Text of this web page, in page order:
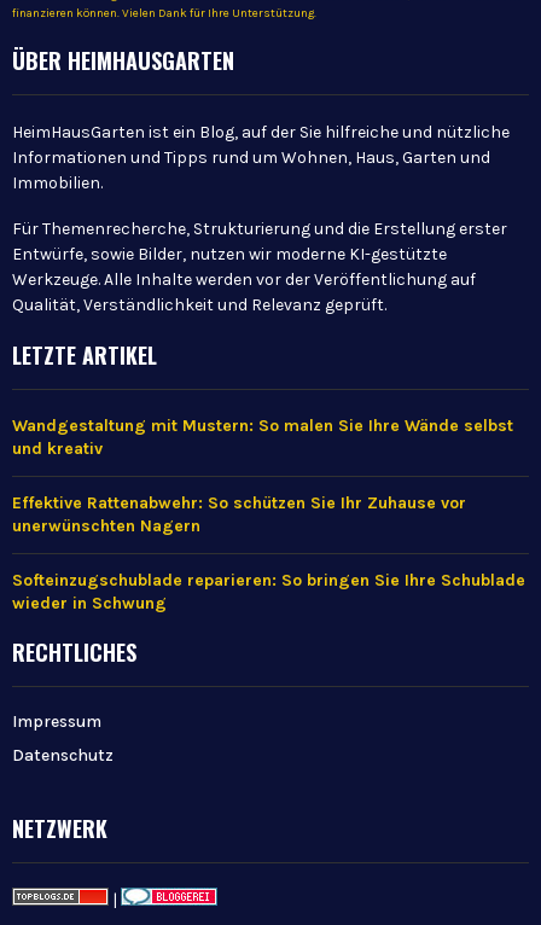
finanzieren können. Vielen Dank für Ihre Unterstützung.
ÜBER HEIMHAUSGARTEN
HeimHausGarten ist ein Blog, auf der Sie hilfreiche und nützliche
Informationen und Tipps rund um Wohnen, Haus, Garten und
Immobilien.
Für Themenrecherche, Strukturierung und die Erstellung erster
Entwürfe, sowie Bilder, nutzen wir moderne KI-gestützte
Werkzeuge. Alle Inhalte werden vor der Veröffentlichung auf
Qualität, Verständlichkeit und Relevanz geprüft.
LETZTE ARTIKEL
Wandgestaltung mit Mustern: So malen Sie Ihre Wände selbst
und kreativ
Effektive Rattenabwehr: So schützen Sie Ihr Zuhause vor
unerwünschten Nagern
Softeinzugschublade reparieren: So bringen Sie Ihre Schublade
wieder in Schwung
RECHTLICHES
Impressum
Datenschutz
NETZWERK
|